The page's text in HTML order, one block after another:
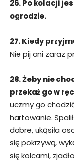
26. Po kolacji
ogrodzie.
27. Kiedy
Nie pij ani zaraz
28. Żeby nie
przekaż go w
uczmy go
hartowanie.
dobre, ukąsiła
się pokrzywą,
się kolcami,